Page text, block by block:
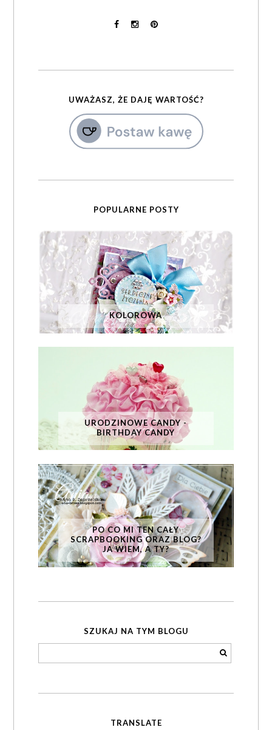
UWAŻASZ, ŻE DAJĘ WARTOŚĆ?
POPULARNE POSTY
KOLOROWA
URODZINOWE CANDY -
BIRTHDAY CANDY
PO CO MI TEN CAŁY
SCRAPBOOKING ORAZ BLOG?
JA WIEM, A TY?
SZUKAJ NA TYM BLOGU
TRANSLATE